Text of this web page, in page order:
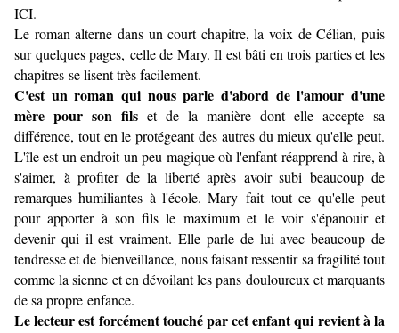
ICI.
Le roman alterne dans un court chapitre, la voix de Célian, puis
sur quelques pages, celle de Mary. Il est bâti en trois parties et les
chapitres se lisent très facilement.
C'est un roman qui nous parle d'abord de l'amour d'une
mère pour son fils et de la manière dont elle accepte sa
différence, tout en le protégeant des autres du mieux qu'elle peut.
L'île est un endroit un peu magique où l'enfant réapprend à rire, à
s'aimer, à profiter de la liberté après avoir subi beaucoup de
remarques humiliantes à l'école. Mary fait tout ce qu'elle peut
pour apporter à son fils le maximum et le voir s'épanouir et
devenir qui il est vraiment. Elle parle de lui avec beaucoup de
tendresse et de bienveillance, nous faisant ressentir sa fragilité tout
comme la sienne et en dévoilant les pans douloureux et marquants
de sa propre enfance.
Le lecteur est forcément touché par cet enfant qui revient à la